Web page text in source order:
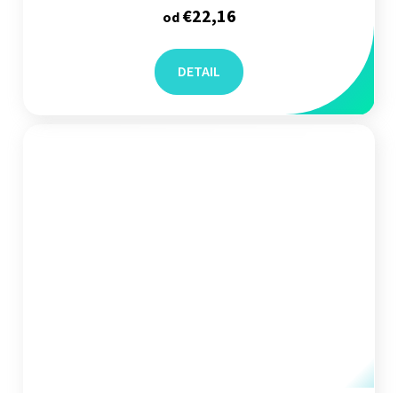
od€22,16
DETAIL